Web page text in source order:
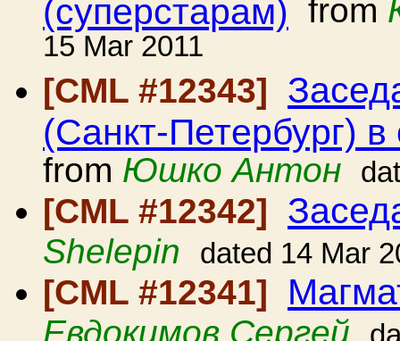
(суперстарам) from
15 Mar 2011
[CML #12343]
(Санкт-Петербург)
from Юшко Антон
[CML #12342]
Shelepin dated 14 Mar
[CML #12341]
Евдокимов Сергей